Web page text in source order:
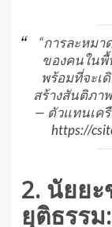
“การละหม
ของคนในพื้
พร้อมที่จะเ
สร้างสันติภา
— ตัวแทนเค
https://
2. นัยย
ยุติธรร